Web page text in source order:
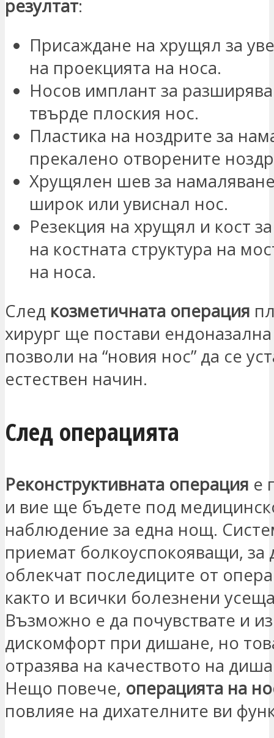
резултат:
Присаждане на хрущял за
на проекцията на носа.
Носов имплант за
твърде плоския нос.
Пластика на ноздрите за
прекалено отворените
Хрущялен шев за
широк или увиснал нос.
Резекция на хрущял и кост
на костната структура на
на носа.
След козметичната операция
хирург ще постави
позволи на “новия нос” да се
естествен начин.
След операцията
Реконструктивната операция е
и вие ще бъдете под
наблюдение за една нощ.
приемат болкоуспокояващи, за
облекчат последиците от
както и всички болезнени
Възможно е да почувствате и
дискомфорт при дишане, но
отразява на качеството на
Нещо повече, операцията на
повлияе на дихателните ви